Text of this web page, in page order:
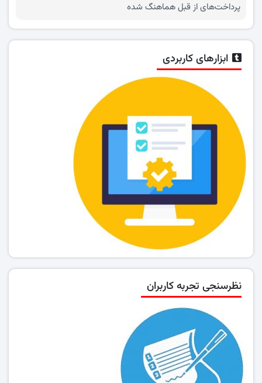
پرداخت‌های از قبل هماهنگ شده
ابزارهای کاربردی
نظرسنجی تجربه کاربران